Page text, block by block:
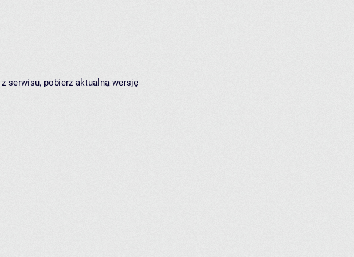
serwisu, pobierz aktualną wersję